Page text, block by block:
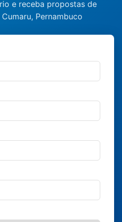
e receba propostas de
Pernambuco